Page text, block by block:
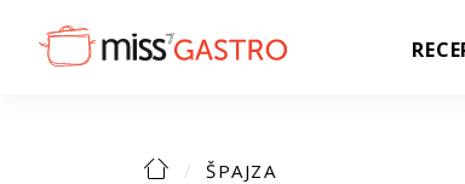
ŠPAJZA